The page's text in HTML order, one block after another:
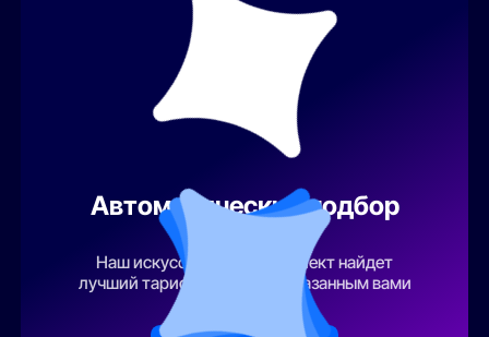
Автоматический подбор
Наш искусственный интеллект найдет
лучший тарифный план по указанным вами